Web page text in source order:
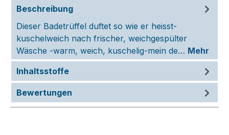
Beschreibung
Dieser Badetrüffel duftet so wie er heisst-
kuschelweich nach frischer, weichgespülter
Wäsche -warm, weich, kuschelig-mein de… Mehr
Inhaltsstoffe
Bewertungen